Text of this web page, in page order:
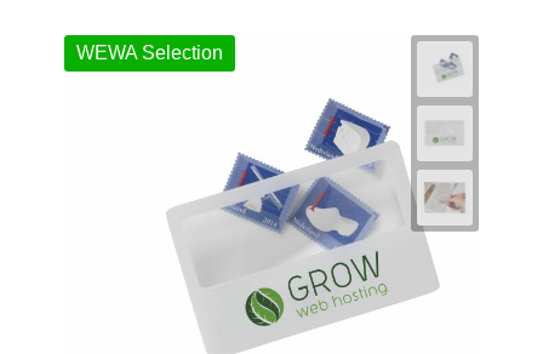
WEWA Selection